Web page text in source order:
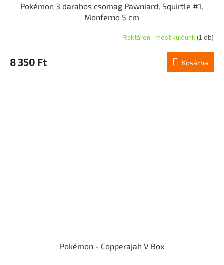
Pokémon 3 darabos csomag Pawniard, Squirtle #1,
Monferno 5 cm
Raktáron - most küldünk(1 db)
8 350 Ft Kosárba
Pokémon - Copperajah V Box